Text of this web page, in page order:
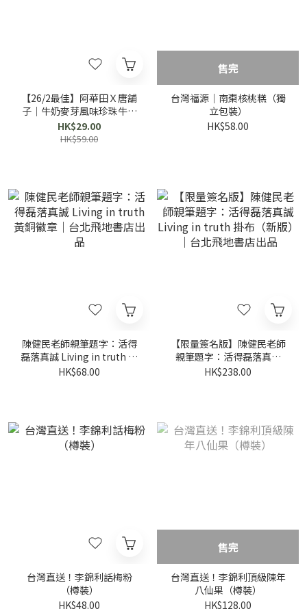
【26/2最佳】阿華田Ｘ唐舖
子｜牛奶麥芽風味珍珠牛奶
糖（獨立包裝）
HK$29.00
HK$59.00
售完
台灣福源｜南棗核桃糕（獨
立包裝）
HK$58.00
陳健民老師親筆題字：活得
磊落真誠 Living in truth 黃
銅徽章｜台北飛地書店出品
HK$68.00
【限量簽名版】陳健民老師
親筆題字：活得磊落真誠
Living in truth 掛布（新
HK$238.00
台灣直送！李錦利話梅粉
（樽裝）
HK$48.00
售完
台灣直送！李錦利頂級陳年
八仙果（樽裝）
HK$128.00